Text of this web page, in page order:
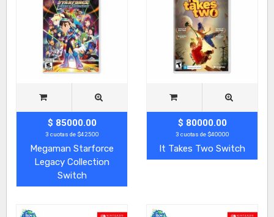
$ 85000.00
3 cuotas de $42500
Megaman Starforce
Legacy Collection
Switch
$ 80000.00
3 cuotas de $40000
It Takes Two Switch